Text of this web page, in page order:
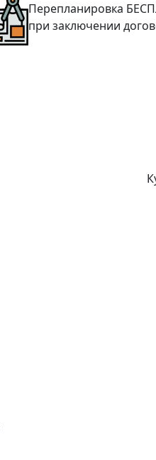
Перепланировка
при заключении